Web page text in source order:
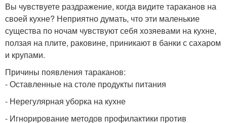
Вы чувствуете раздражение, когда видите тараканов на
своей кухне? Неприятно думать, что эти маленькие
существа по ночам чувствуют себя хозяевами на кухне,
ползая на плите, раковине, приникают в банки с сахаром
и крупами.
Причины появления тараканов:
- Оставленные на столе продукты питания
- Нерегулярная уборка на кухне
- Игнорирование методов профилактики против